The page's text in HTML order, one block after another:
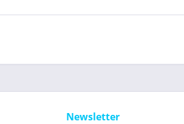
Newsletter